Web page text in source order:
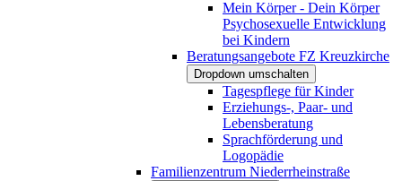
Mein Körper - Dein Körper
Psychosexuelle Entwicklung
bei Kindern
Beratungsangebote FZ Kreuzkirche
Dropdown umschalten
Tagespflege für Kinder
Erziehungs-, Paar- und
Lebensberatung
Sprachförderung und
Logopädie
Familienzentrum Niederrheinstraße